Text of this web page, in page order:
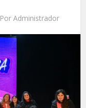
Por Administrador